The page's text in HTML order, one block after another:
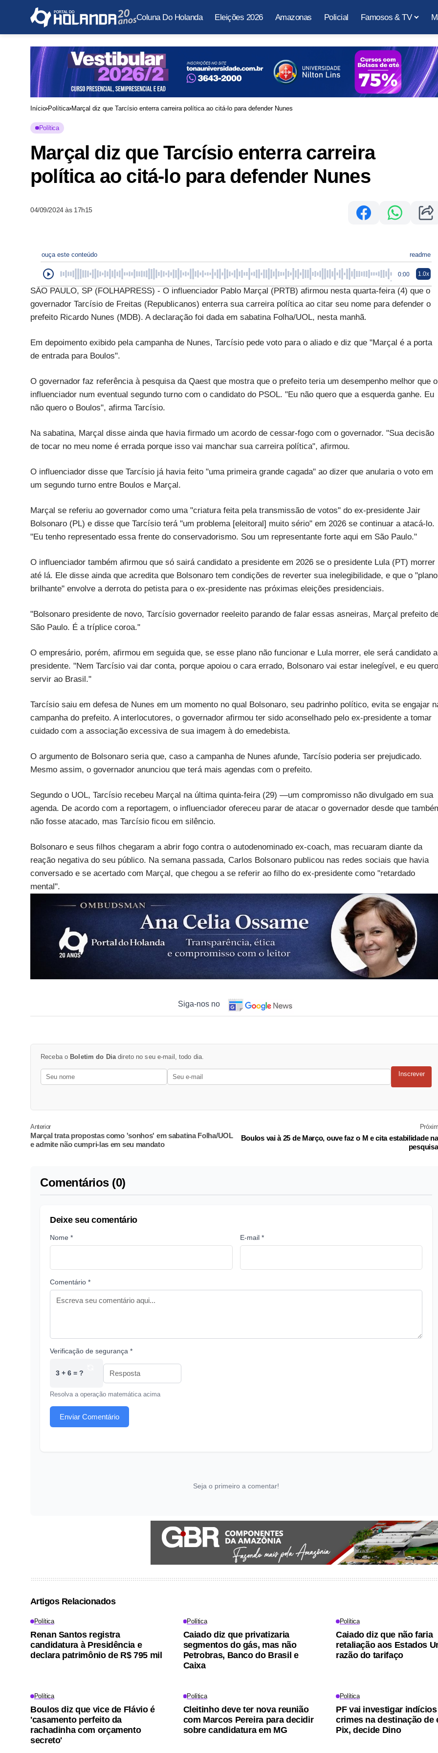
Coluna Do Holanda Eleições 2026 Amazonas Policial Famosos & TV
Início Política Marçal diz que Tarcísio enterra carreira política ao citá-lo para defender Nunes
Política
Marçal diz que Tarcísio enterra carreira
política ao citá-lo para defender Nunes
04/09/2024 às 17h15
ouça este conteúdo readme
0:00 1.0x
SÃO PAULO, SP (FOLHAPRESS) - O influenciador Pablo Marçal (PRTB) afirmou nesta quarta-feira (4) que o
governador Tarcísio de Freitas (Republicanos) enterra sua carreira política ao citar seu nome para defender o
prefeito Ricardo Nunes (MDB). A declaração foi dada em sabatina Folha/UOL, nesta manhã.
Em depoimento exibido pela campanha de Nunes, Tarcísio pede voto para o aliado e diz que "Marçal é a porta
de entrada para Boulos".
O governador faz referência à pesquisa da Qaest que mostra que o prefeito teria um desempenho melhor que o
influenciador num eventual segundo turno com o candidato do PSOL. "Eu não quero que a esquerda ganhe. Eu
não quero o Boulos", afirma Tarcísio.
Na sabatina, Marçal disse ainda que havia firmado um acordo de cessar-fogo com o governador. "Sua decisão
de tocar no meu nome é errada porque isso vai manchar sua carreira política", afirmou.
O influenciador disse que Tarcísio já havia feito "uma primeira grande cagada" ao dizer que anularia o voto em
um segundo turno entre Boulos e Marçal.
Marçal se referiu ao governador como uma "criatura feita pela transmissão de votos" do ex-presidente Jair
Bolsonaro (PL) e disse que Tarcísio terá "um problema [eleitoral] muito sério" em 2026 se continuar a atacá-lo.
"Eu tenho representado essa frente do conservadorismo. Sou um representante forte aqui em São Paulo."
O influenciador também afirmou que só sairá candidato a presidente em 2026 se o presidente Lula (PT) morrer
até lá. Ele disse ainda que acredita que Bolsonaro tem condições de reverter sua inelegibilidade, e que o "plano
brilhante" envolve a derrota do petista para o ex-presidente nas próximas eleições presidenciais.
"Bolsonaro presidente de novo, Tarcísio governador reeleito parando de falar essas asneiras, Marçal prefeito
São Paulo. É a tríplice coroa."
O empresário, porém, afirmou em seguida que, se esse plano não funcionar e Lula morrer, ele será candidato a
presidente. "Nem Tarcísio vai dar conta, porque apoiou o cara errado, Bolsonaro vai estar inelegível, e eu quero
servir ao Brasil."
Tarcísio saiu em defesa de Nunes em um momento no qual Bolsonaro, seu padrinho político, evita se engajar
campanha do prefeito. A interlocutores, o governador afirmou ter sido aconselhado pelo ex-presidente a tomar
cuidado com a associação excessiva de sua imagem à do emedebista.
O argumento de Bolsonaro seria que, caso a campanha de Nunes afunde, Tarcísio poderia ser prejudicado.
Mesmo assim, o governador anunciou que terá mais agendas com o prefeito.
Segundo o UOL, Tarcísio recebeu Marçal na última quinta-feira (29) —um compromisso não divulgado em sua
agenda. De acordo com a reportagem, o influenciador ofereceu parar de atacar o governador desde que
não fosse atacado, mas Tarcísio ficou em silêncio.
Bolsonaro e seus filhos chegaram a abrir fogo contra o autodenominado ex-coach, mas recuaram diante da
reação negativa do seu público. Na semana passada, Carlos Bolsonaro publicou nas redes sociais que havia
conversado e se acertado com Marçal, que chegou a se referir ao filho do ex-presidente como "retardado
mental".
Siga-nos no
Receba o Boletim do Diadireto no seu e-mail, todo dia.
Inscrever
Anterior
Marçal trata propostas como 'sonhos' em sabatina Folha/UOL
e admite não cumpri-las em seu mandato
Boulos vai à 25 de Março, ouve faz o M e cita estabilidade
Comentários (0)
Deixe seu comentário
Nome * E-mail *
Comentário *
Verificação de segurança *
3 + 6 = ?
Resolva a operação matemática acima
Enviar Comentário
Seja o primeiro a comentar!
Artigos Relacionados
Política
Renan Santos registra
candidatura à Presidência e
declara patrimônio de R$ 795 mil
Política
Caiado diz que privatizaria
segmentos do gás, mas não
Petrobras, Banco do Brasil e
Caixa
Política
Caiado diz que não faria
retaliação aos Estados
razão do tarifaço
Política
Boulos diz que vice de Flávio é
'casamento perfeito da
rachadinha com orçamento
secreto'
Política
Cleitinho deve ter nova reunião
com Marcos Pereira para decidir
sobre candidatura em MG
Política
PF vai investigar
crimes na destinação de
Pix, decide Dino